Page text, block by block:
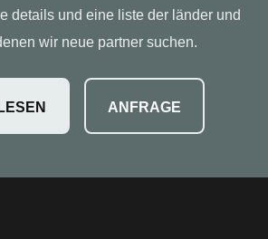
details und eine liste der länder und
wir neue partner suchen.
ANFRAGE